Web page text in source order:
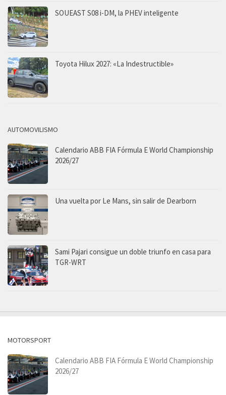
SOUEAST S08 i-DM, la PHEV inteligente
Toyota Hilux 2027: «La Indestructible»
AUTOMOVILISMO
Calendario ABB FIA Fórmula E World Championship
2026/27
Una vuelta por Le Mans, sin salir de Dearborn
Sami Pajari consigue un doble triunfo en casa para
TGR-WRT
MOTORSPORT
Calendario ABB FIA Fórmula E World Championship
2026/27